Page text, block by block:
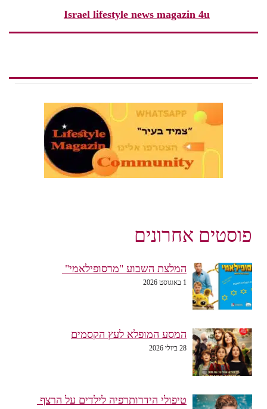
Israel lifestyle news magazin 4u
פוסטים אחרונים
המלצת השבוע "מרסופילאמי"
1 באוגוסט 2026
המסע המופלא לעץ הקסמים
28 ביולי 2026
טיפולי הידרותרפיה לילדים על הרצף